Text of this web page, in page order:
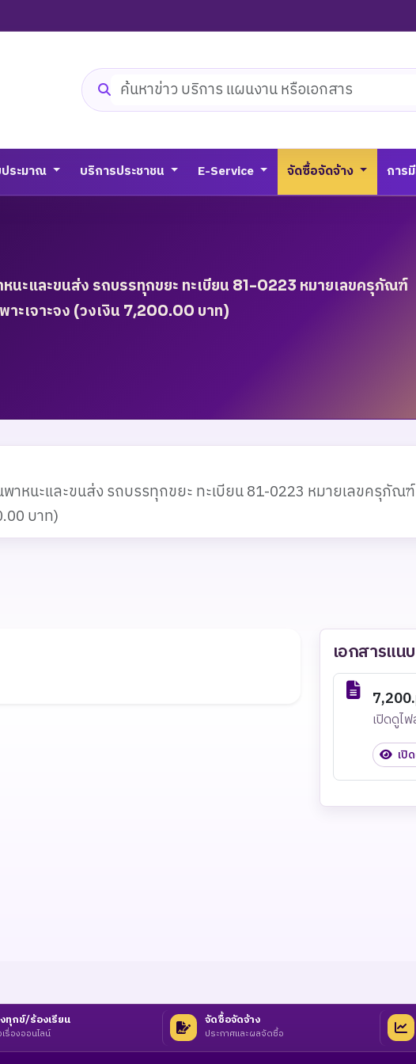
ค้นหาเว็บไซต์
ระมาณ บริการประชาชน E-Service จัดซื้อจัดจ้าง การ
นะและขนส่ง รถบรรทุกขยะ ทะเบียน 81-0223 หมายเลขครุภัณฑ์
ะเจาะจง (วงเงิน 7,200.00 บาท)
าหนะและขนส่ง รถบรรทุกขยะ ทะเบียน 81-0223 หมายเลขครุภัณ
บาท)
เอกสารแนบ
เปิดดูไ
เปิ
ทุกข์/ร้องเรียน
เรื่องออนไลน์
จัดซื้อจัดจ้าง
ประกาศและผลจัดซื้อ